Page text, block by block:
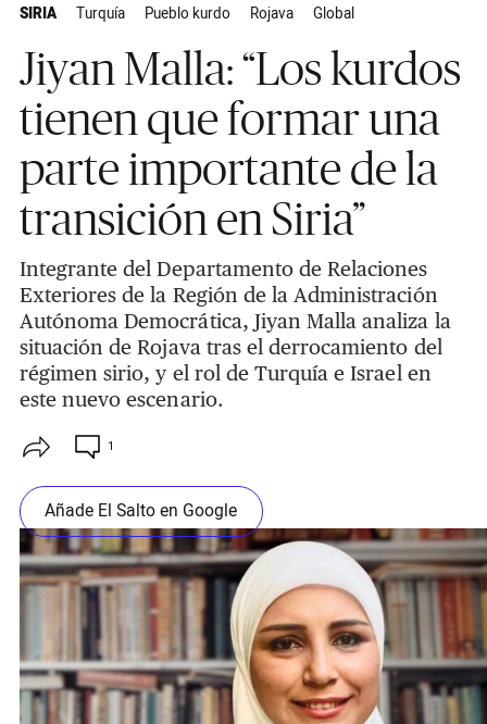
SIRIA Turquía Pueblo kurdo Rojava Global
Jiyan Malla: “Los kurdos
tienen que formar una
parte importante de la
transición en Siria”
Integrante del Departamento de Relaciones
Exteriores de la Región de la Administración
Autónoma Democrática, Jiyan Malla analiza la
situación de Rojava tras el derrocamiento del
régimen sirio, y el rol de Turquía e Israel en
este nuevo escenario.
1
Añade El Salto en Google